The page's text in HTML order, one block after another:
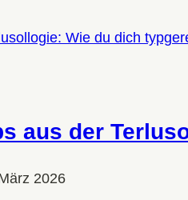
aus der
2026